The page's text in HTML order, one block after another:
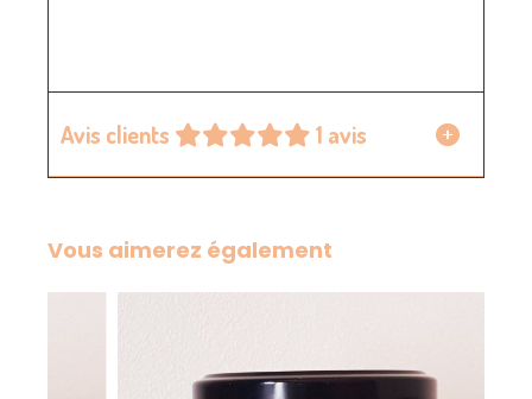
Avis clients 1 avis
Vous aimerez également